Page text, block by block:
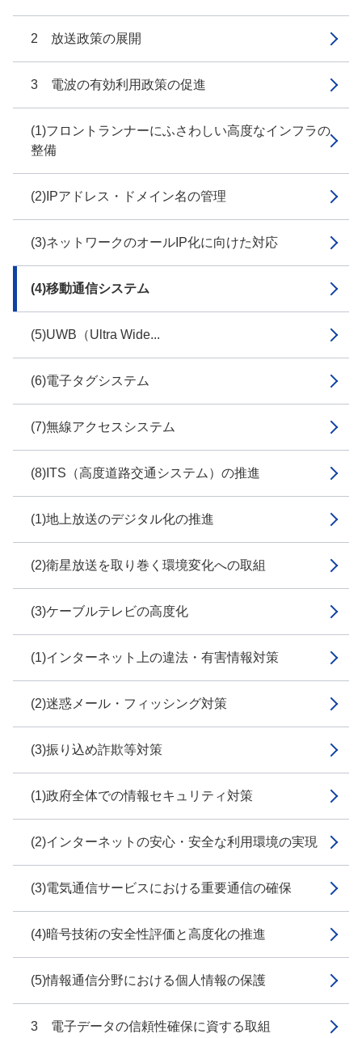
2 放送政策の展開
3 電波の有効利用政策の促進
(1)フロントランナーにふさわしい高度なインフラの
整備
(2)IPアドレス・ドメイン名の管理
(3)ネットワークのオールIP化に向けた対応
(4)移動通信システム
(5)UWB（Ultra Wide...
(6)電子タグシステム
(7)無線アクセスシステム
(8)ITS（高度道路交通システム）の推進
(1)地上放送のデジタル化の推進
(2)衛星放送を取り巻く環境変化への取組
(3)ケーブルテレビの高度化
(1)インターネット上の違法・有害情報対策
(2)迷惑メール・フィッシング対策
(3)振り込め詐欺等対策
(1)政府全体での情報セキュリティ対策
(2)インターネットの安心・安全な利用環境の実現
(3)電気通信サービスにおける重要通信の確保
(4)暗号技術の安全性評価と高度化の推進
(5)情報通信分野における個人情報の保護
3 電子データの信頼性確保に資する取組